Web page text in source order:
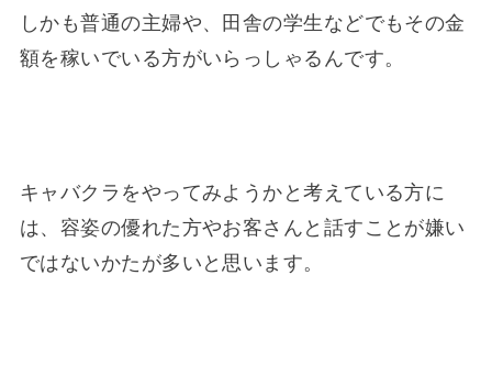
しかも普通の主婦や、田舎の学生などでもその金
額を稼いでいる方がいらっしゃるんです。
キャバクラをやってみようかと考えている方に
は、容姿の優れた方やお客さんと話すことが嫌い
ではないかたが多いと思います。